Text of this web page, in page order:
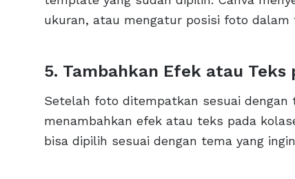
ukuran, atau mengatur posisi foto dalam
5. Tambahkan Efek atau Teks
Setelah foto ditempatkan sesuai
menambahkan efek atau teks pada
bisa dipilih sesuai dengan tema yang